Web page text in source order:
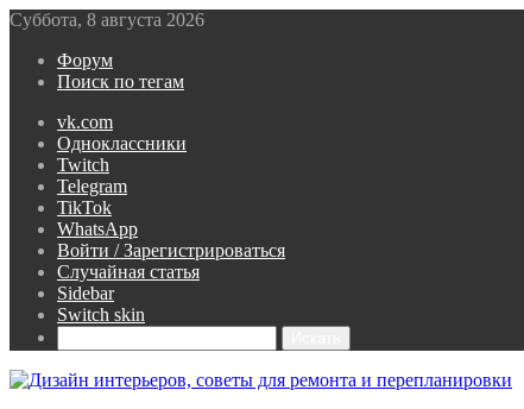
Суббота, 8 августа 2026
Форум
Поиск по тегам
vk.com
Одноклассники
Twitch
Telegram
TikTok
WhatsApp
Войти / Зарегистрироваться
Случайная статья
Sidebar
Switch skin